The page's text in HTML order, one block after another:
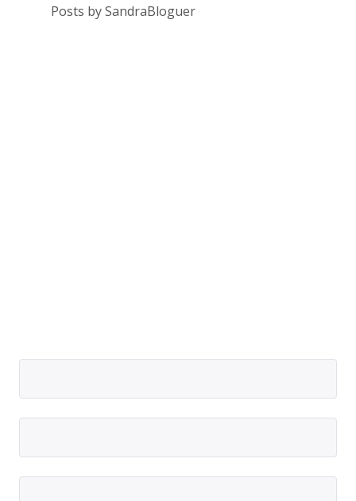
Posts by SandraBloguer